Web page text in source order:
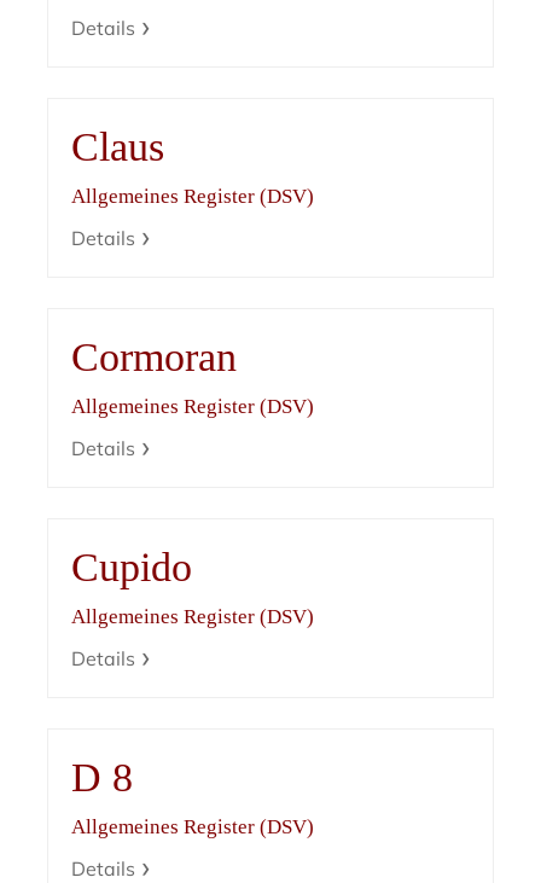
Details
Claus
Allgemeines Register (DSV)
Details
Cormoran
Allgemeines Register (DSV)
Details
Cupido
Allgemeines Register (DSV)
Details
D 8
Allgemeines Register (DSV)
Details